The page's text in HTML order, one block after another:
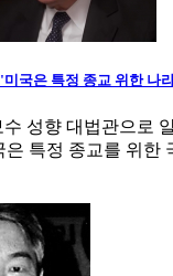
국은 특정 종교 위한 나
성향 대법관으로
은 특정 종교를 위한